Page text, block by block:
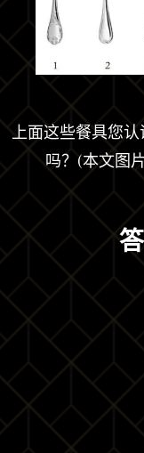
上面这些餐具您
吗？(本文图